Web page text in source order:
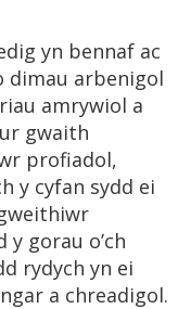
yn bennaf ac
dimau arbenigol
amrywiol a
gwaith
profiadol,
y cyfan sydd ei
gorau o’ch
rydych yn ei
a chreadigol.